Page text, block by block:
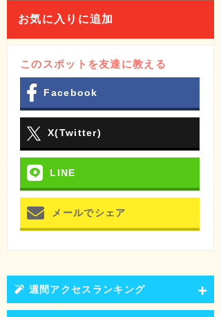
お気に入りに追加
このスポットを友達に教える
Facebook
X(Twitter)
LINE
メールでシェア
週間アクセスランキング